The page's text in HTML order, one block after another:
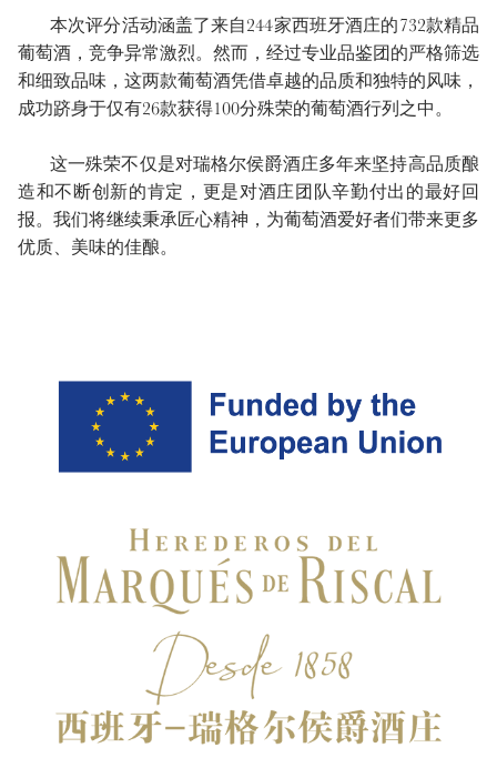
本次评分活动涵盖了来自244家西班牙酒庄的732款精品
葡萄酒，竞争异常激烈。然而，经过专业品鉴团的严格筛选
和细致品味，这两款葡萄酒凭借卓越的品质和独特的风味，
成功跻身于仅有26款获得100分殊荣的葡萄酒行列之中。
这一殊荣不仅是对瑞格尔侯爵酒庄多年来坚持高品质酿
造和不断创新的肯定，更是对酒庄团队辛勤付出的最好回
报。我们将继续秉承匠心精神，为葡萄酒爱好者们带来更多
优质、美味的佳酿。